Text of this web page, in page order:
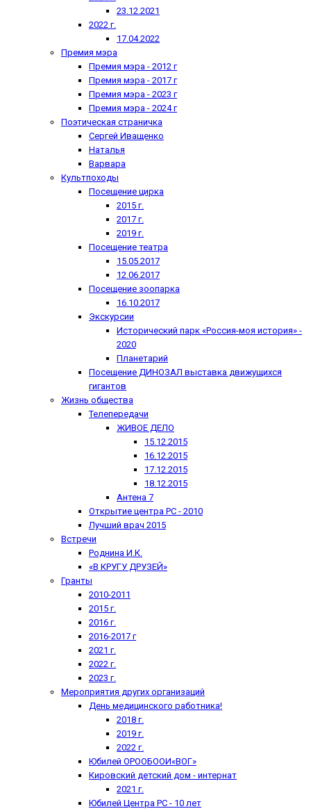
23.12.2021
2022 г.
17.04.2022
Премия мэра
Премия мэра - 2012 г
Премия мэра - 2017 г
Премия мэра - 2023 г
Премия мэра - 2024 г
Поэтическая страничка
Сергей Иващенко
Наталья
Варвара
Культпоходы
Посещение цирка
2015 г.
2017 г.
2019 г.
Посещение театра
15.05.2017
12.06.2017
Посещение зоопарка
16.10.2017
Экскурсии
Исторический парк «Россия-моя история» -
2020
Планетарий
Посещение ДИНОЗАЛ выставка движущихся
гигантов
Жизнь общества
Телепередачи
ЖИВОЕ ДЕЛО
15.12.2015
16.12.2015
17.12.2015
18.12.2015
Антена 7
Открытие центра РС - 2010
Лучший врач 2015
Встречи
Роднина И.К.
«В КРУГУ ДРУЗЕЙ»
Гранты
2010-2011
2015 г.
2016 г.
2016-2017 г
2021 г.
2022 г.
2023 г.
Мероприятия других организаций
День медицинского работника!
2018 г.
2019 г.
2022 г.
Юбилей ОРООБООИ«ВОГ»
Кировский детский дом - интернат
2021 г.
Юбилей Центра РС - 10 лет